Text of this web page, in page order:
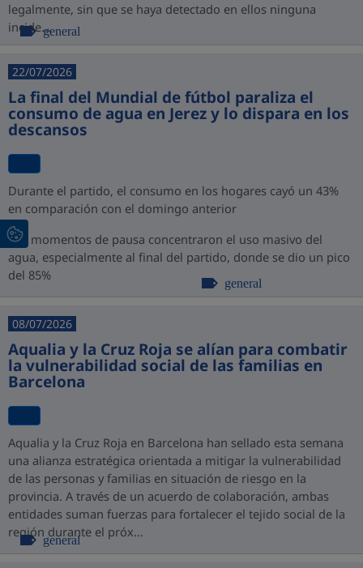
legalmente, sin que se haya detectado en ellos ninguna
incide...general
22/07/2026
La final del Mundial de fútbol paraliza el
consumo de agua en Jerez y lo dispara en los
descansos
Durante el partido, el consumo en los hogares cayó un 43%
en comparación con el domingo anterior
Los momentos de pausa concentraron el uso masivo del
agua, especialmente al final del partido, donde se dio un pico
del 85%
general
08/07/2026
Aqualia y la Cruz Roja se alían para combatir
la vulnerabilidad social de las familias en
Barcelona
Aqualia y la Cruz Roja en Barcelona han sellado esta semana
una alianza estratégica orientada a mitigar la vulnerabilidad
de las personas y familias en situación de riesgo en la
provincia. A través de un acuerdo de colaboración, ambas
entidades suman fuerzas para fortalecer el tejido social de la
región durante el próx...
general